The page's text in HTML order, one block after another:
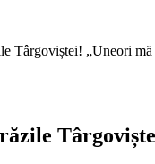
Târgoviștei! „Uneori